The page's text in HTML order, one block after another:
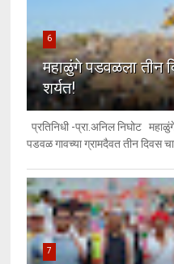
6
महाळुंगे पडवळला तीन
शर्यत!
प्रतिनिधी -प्रा.अनिल निघोट
पडवळ गावच्या ग्रामदैवत तीन दिवस
7